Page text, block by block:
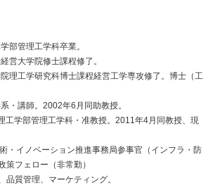
部管理工学科卒業。
営大学院修士課程修了。
理工学研究科博士課程経営工学専攻修了。博士（工
・講師。2002年6月同助教授。
工学部管理工学科・准教授。2011年4月同教授、現
・イノベーション推進事務局参事官（インフラ・防
策フェロー（非常勤）
品質管理、マーケティング。